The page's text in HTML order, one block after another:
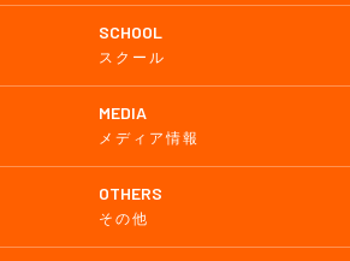
SCHOOL
スクール
MEDIA
メディア情報
OTHERS
その他